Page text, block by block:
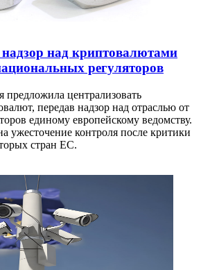
над криптовалютами
регуляторов
предложила централизовать
передав надзор над отраслью от
единому европейскому ведомству.
ужесточение контроля после критики
стран ЕС.